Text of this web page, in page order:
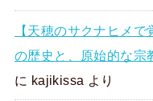
【天穂のサクナヒメ
の歴史と、原始的な宗
に kajikissa より